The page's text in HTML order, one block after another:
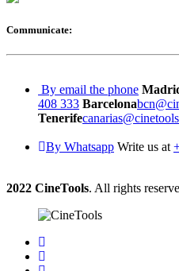
Communicate:
By email the phone
408 333 Barcelona
Tenerife
By Whatsapp Write us at
2022 CineTools. All rights